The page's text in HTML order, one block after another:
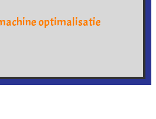
optimalisatie